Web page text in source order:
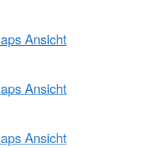
Ansicht
Ansicht
Ansicht